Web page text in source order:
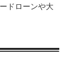
ドローンや大